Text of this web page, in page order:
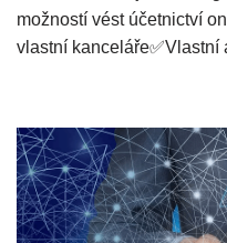
možností vést účetnictví
vlastní